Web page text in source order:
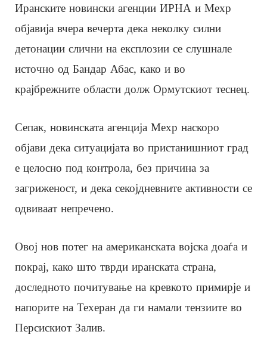
Иранските новински агенции ИРНА и Мехр
објавија вчера вечерта дека неколку силни
детонации слични на експлозии се слушнале
источно од Бандар Абас, како и во
крајбрежните области долж Ормутскиот теснец.
Сепак, новинската агенција Мехр наскоро
објави дека ситуацијата во пристанишниот град
е целосно под контрола, без причина за
загриженост, и дека секојдневните активности се
одвиваат непречено.
Овој нов потег на американската војска доаѓа и
покрај, како што тврди иранската страна,
доследното почитување на кревкото примирје и
напорите на Техеран да ги намали тензиите во
Персискиот Залив.